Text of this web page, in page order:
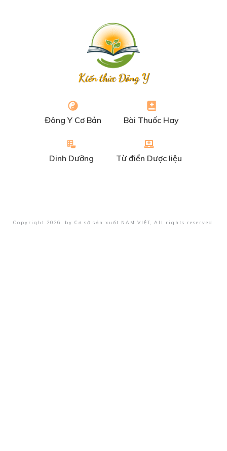
Kiến thức Đông Y
Đông Y Cơ Bản Bài Thuốc Hay
Dinh Dưỡng Từ điển Dược liệu
Copyright 2026 by Cơ sở sản xuất NAM VIỆT , All rights reserved.